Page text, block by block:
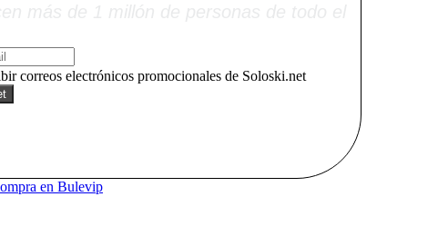
correos electrónicos promocionales de Soloski.net